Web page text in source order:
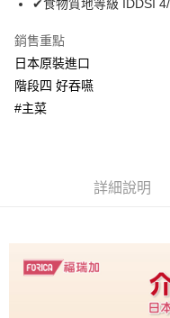
✔食物質地等級 IDDSI
銷售重點
日本原裝進口
階段四 好吞嚥
#主菜
詳細說明